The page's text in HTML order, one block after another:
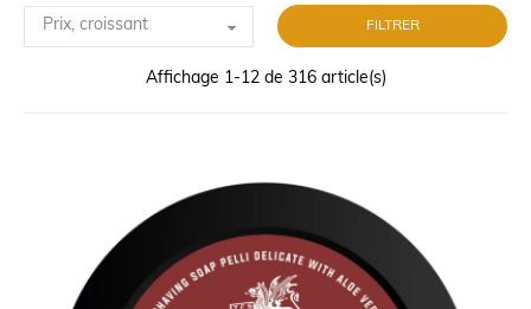
Prix, croissant  FILTRER
Affichage 1-12 de 316 article(s)